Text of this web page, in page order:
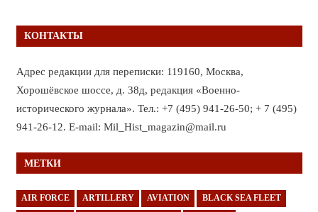
КОНТАКТЫ
Адрес редакции для переписки: 119160, Москва,
Хорошёвское шоссе, д. 38д, редакция «Военно-
исторического журнала». Тел.: +7 (495) 941-26-50; + 7 (495)
941-26-12. E-mail: Mil_Hist_magazin@mail.ru
МЕТКИ
AIR FORCE ARTILLERY AVIATION BLACK SEA FLEET